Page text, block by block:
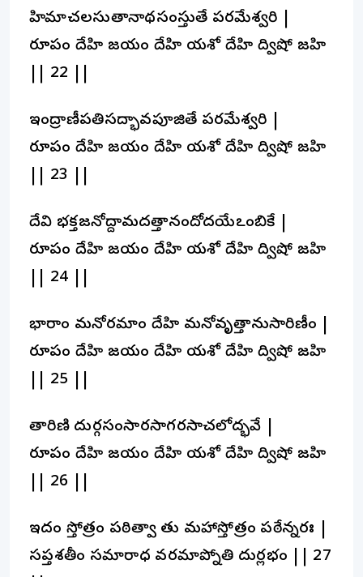
హిమాచలసుతానాథసంస్తుతే పరమేశ్వరి |
రూపం దేహి జయం దేహి యశో దేహి ద్విషో జహి
|| 22 ||
ఇంద్రాణీపతిసద్భావపూజితే పరమేశ్వరి |
రూపం దేహి జయం దేహి యశో దేహి ద్విషో జహి
|| 23 ||
దేవి భక్తజనోద్దామదత్తానందోదయేఽంబికే |
రూపం దేహి జయం దేహి యశో దేహి ద్విషో జహి
|| 24 ||
భార్యాం మనోరమాం దేహి మనోవృత్తానుసారిణీం |
రూపం దేహి జయం దేహి యశో దేహి ద్విషో జహి
|| 25 ||
తారిణి దుర్గసంసారసాగరస్యాచలోద్భవే |
రూపం దేహి జయం దేహి యశో దేహి ద్విషో జహి
|| 26 ||
ఇదం స్తోత్రం పఠిత్వా తు మహాస్తోత్రం పఠేన్నరః |
సప్తశతీం సమారాధ్య వరమాప్నోతి దుర్లభం || 27